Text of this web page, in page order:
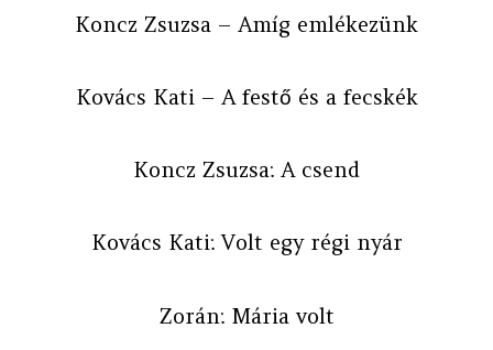
Koncz Zsuzsa – Amíg emlékezünk
Kovács Kati – A festő és a fecskék
Koncz Zsuzsa: A csend
Kovács Kati: Volt egy régi nyár
Zorán: Mária volt